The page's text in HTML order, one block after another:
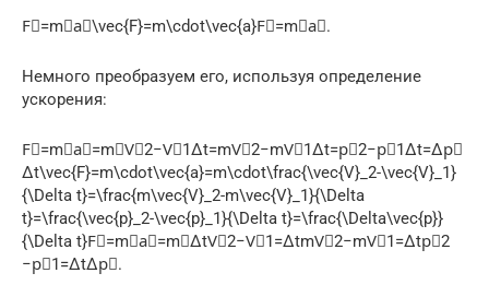
F⃗=m⋅a⃗\vec{F}=m\cdot\vec{a}F⃗=m⋅a⃗.
Немного преобразуем его, используя определение
ускорения:
F⃗=m⋅a⃗=m⋅V⃗2−V⃗1Δt=mV⃗2−mV⃗1Δt=p⃗2−p⃗1Δt=Δp⃗
Δt\vec{F}=m\cdot\vec{a}=m\cdot\frac{\vec{V}_2-\vec{V}_1}
{\Delta t}=\frac{m\vec{V}_2-m\vec{V}_1}{\Delta
t}=\frac{\vec{p}_2-\vec{p}_1}{\Delta t}=\frac{\Delta\vec{p}}
{\Delta t}F⃗=m⋅a⃗=m⋅ΔtV⃗2​−V⃗1​​=ΔtmV⃗2​−mV⃗1​​=Δtp⃗​2​
−p⃗​1​​=ΔtΔp⃗​​.